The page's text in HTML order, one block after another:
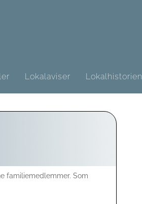
Lokalaviser Lokalhistorien
familiemedlemmer. Som